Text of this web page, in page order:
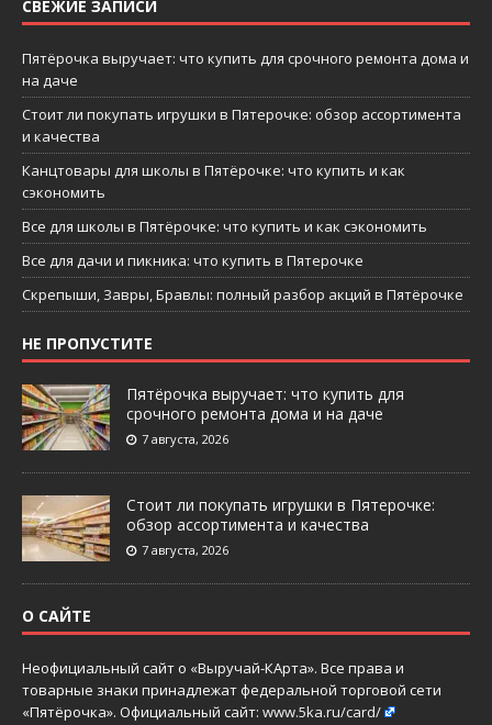
СВЕЖИЕ ЗАПИСИ
Пятёрочка выручает: что купить для срочного ремонта дома и
на даче
Стоит ли покупать игрушки в Пятерочке: обзор ассортимента
и качества
Канцтовары для школы в Пятёрочке: что купить и как
сэкономить
Все для школы в Пятёрочке: что купить и как сэкономить
Все для дачи и пикника: что купить в Пятерочке
Скрепыши, Завры, Бравлы: полный разбор акций в Пятёрочке
НЕ ПРОПУСТИТЕ
Пятёрочка выручает: что купить для
срочного ремонта дома и на даче
7 августа, 2026
Стоит ли покупать игрушки в Пятерочке:
обзор ассортимента и качества
7 августа, 2026
О САЙТЕ
Неофициальный сайт о «Выручай-КАрта». Все права и
товарные знаки принадлежат федеральной торговой сети
«Пятёрочка». Официальный сайт: www.5ka.ru/card/